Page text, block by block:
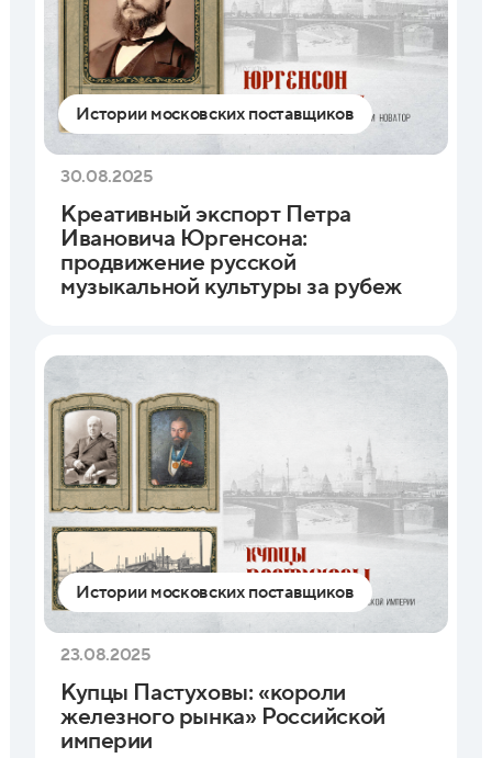
Истории московских поставщиков
30.08.2025
Креативный экспорт Петра
Ивановича Юргенсона:
продвижение русской
музыкальной культуры за рубеж
Истории московских поставщиков
23.08.2025
Купцы Пастуховы: «короли
железного рынка» Российской
империи